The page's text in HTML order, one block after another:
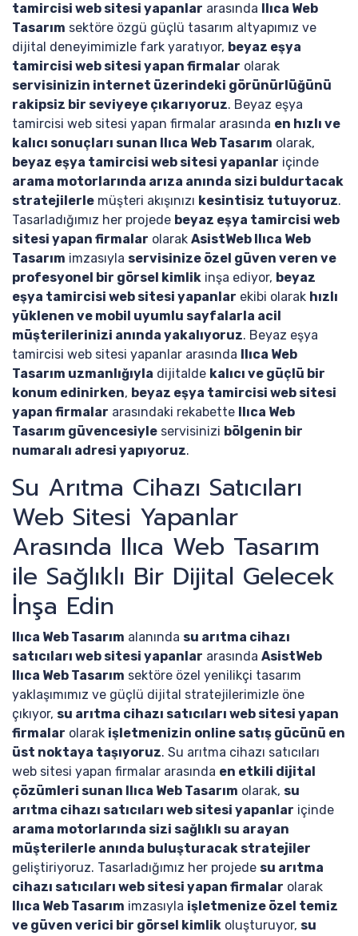
tamircisi web sitesi yapanlar arasında Ilıca Web
Tasarım sektöre özgü güçlü tasarım altyapımız ve
dijital deneyimimizle fark yaratıyor, beyaz eşya
tamircisi web sitesi yapan firmalar olarak
servisinizin internet üzerindeki görünürlüğünü
rakipsiz bir seviyeye çıkarıyoruz. Beyaz eşya
tamircisi web sitesi yapan firmalar arasında en hızlı ve
kalıcı sonuçları sunan Ilıca Web Tasarım olarak,
beyaz eşya tamircisi web sitesi yapanlar içinde
arama motorlarında arıza anında sizi buldurtacak
stratejilerle müşteri akışınızı kesintisiz tutuyoruz.
Tasarladığımız her projede beyaz eşya tamircisi web
sitesi yapan firmalar olarak AsistWeb Ilıca Web
Tasarım imzasıyla servisinize özel güven veren ve
profesyonel bir görsel kimlik inşa ediyor, beyaz
eşya tamircisi web sitesi yapanlar ekibi olarak hızlı
yüklenen ve mobil uyumlu sayfalarla acil
müşterilerinizi anında yakalıyoruz. Beyaz eşya
tamircisi web sitesi yapanlar arasında Ilıca Web
Tasarım uzmanlığıyla dijitalde kalıcı ve güçlü bir
konum edinirken, beyaz eşya tamircisi web sitesi
yapan firmalar arasındaki rekabette Ilıca Web
Tasarım güvencesiyle servisinizi bölgenin bir
numaralı adresi yapıyoruz.
Su Arıtma Cihazı Satıcıları
Web Sitesi Yapanlar
Arasında Ilıca Web Tasarım
ile Sağlıklı Bir Dijital Gelecek
İnşa Edin
Ilıca Web Tasarım alanında su arıtma cihazı
satıcıları web sitesi yapanlar arasında AsistWeb
Ilıca Web Tasarım sektöre özel yenilikçi tasarım
yaklaşımımız ve güçlü dijital stratejilerimizle öne
çıkıyor, su arıtma cihazı satıcıları web sitesi yapan
firmalar olarak işletmenizin online satış gücünü en
üst noktaya taşıyoruz. Su arıtma cihazı satıcıları
web sitesi yapan firmalar arasında en etkili dijital
çözümleri sunan Ilıca Web Tasarım olarak, su
arıtma cihazı satıcıları web sitesi yapanlar içinde
arama motorlarında sizi sağlıklı su arayan
müşterilerle anında buluşturacak stratejiler
geliştiriyoruz. Tasarladığımız her projede su arıtma
cihazı satıcıları web sitesi yapan firmalar olarak
Ilıca Web Tasarım imzasıyla işletmenize özel temiz
ve güven verici bir görsel kimlik oluşturuyor, su